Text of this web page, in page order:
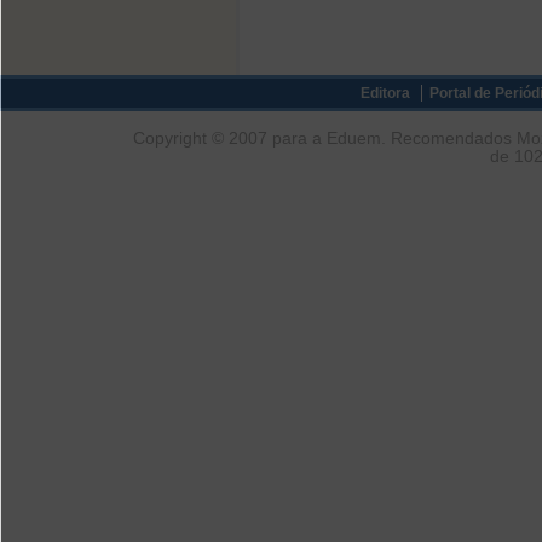
Editora Portal de
Copyright © 2007 para a Eduem. Recomendados
de